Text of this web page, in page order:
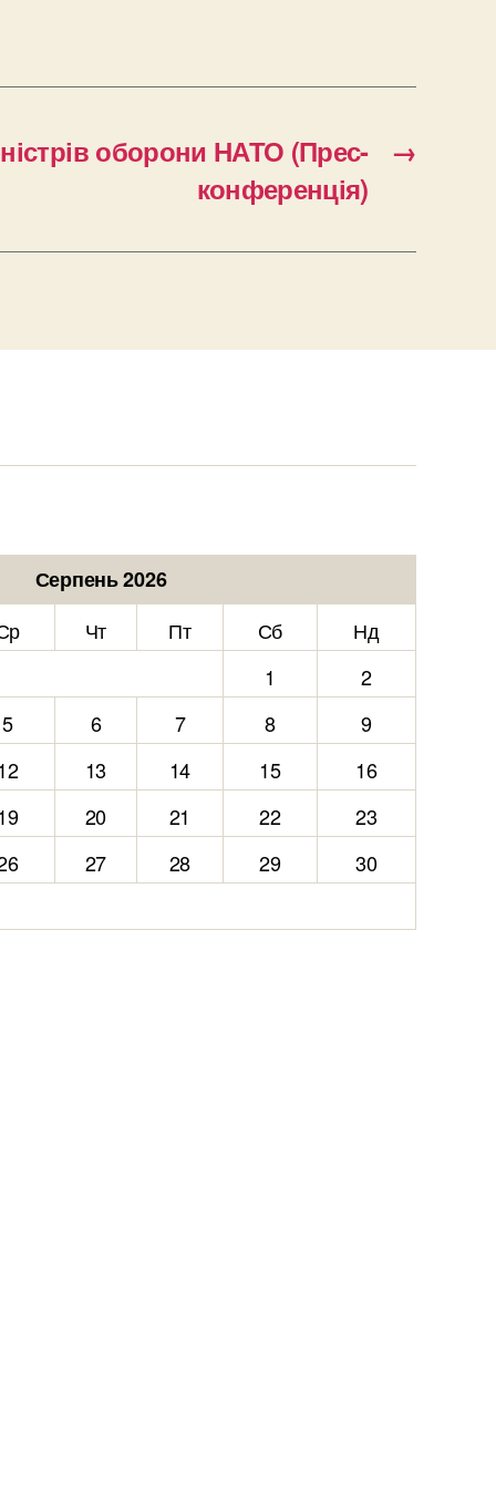
→
оборони НАТО (Прес-
конференція)
Серпень 2026
Чт Пт Сб
Нд
1
2
5 6 7 8
9
13 14 15
16
20 21 22
23
27 28 29
30